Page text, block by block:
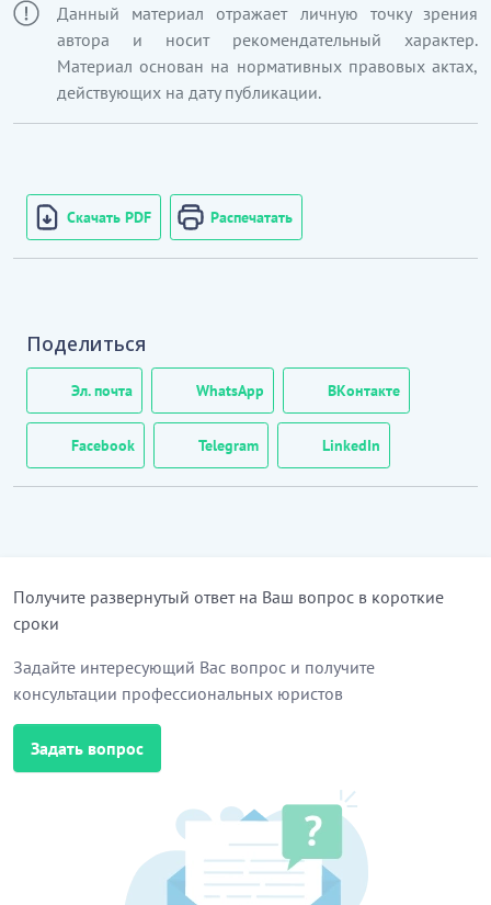
Данный материал отражает личную точку зрения
автора и носит рекомендательный характер.
Материал основан на нормативных правовых актах,
действующих на дату публикации.
Скачать PDF Распечатать
Поделиться
Эл. почта WhatsApp ВКонтакте
Facebook Telegram LinkedIn
Получите развернутый ответ на Ваш вопрос в короткие
сроки
Задайте интересующий Вас вопрос и получите
консультации профессиональных юристов
Задать вопрос